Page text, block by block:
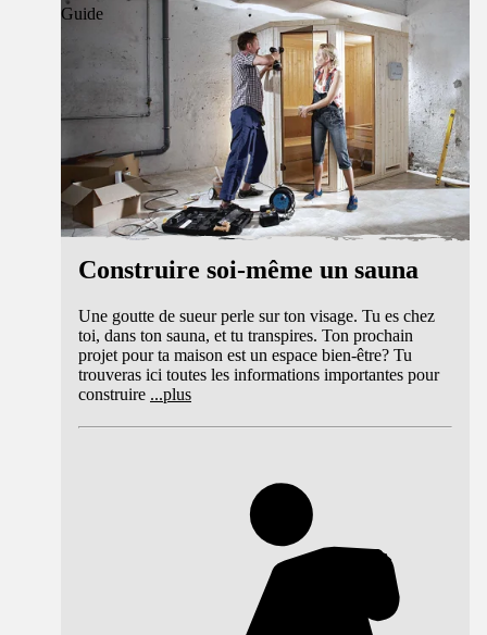
Guide
Construire soi-même un sauna
Une goutte de sueur perle sur ton visage. Tu es chez
toi, dans ton sauna, et tu transpires. Ton prochain
projet pour ta maison est un espace bien-être? Tu
trouveras ici toutes les informations importantes pour
construire ...plus